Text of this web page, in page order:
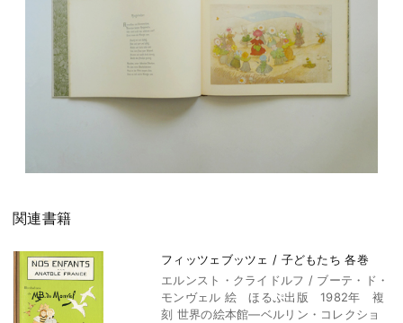
関連書籍
フィッツェブッツェ / 子どもたち 各巻
エルンスト・クライドルフ / ブーテ・ド・
モンヴェル 絵 ほるぷ出版 1982年 複
刻 世界の絵本館―ベルリン・コレクショ